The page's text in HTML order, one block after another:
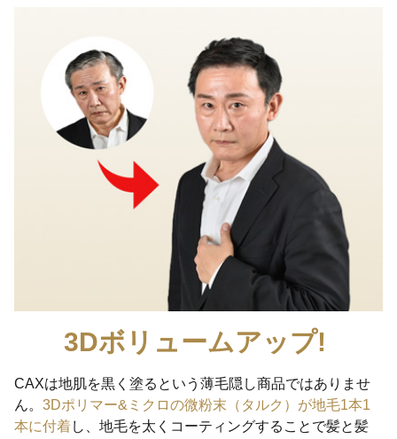
3Dボリュームアップ!
CAXは地肌を黒く塗るという薄毛隠し商品ではありませ
ん。 3Dポリマー&ミクロの微粉末（タルク）が地毛1本1
本に付着し、地毛を太くコーティングすることで髪と髪